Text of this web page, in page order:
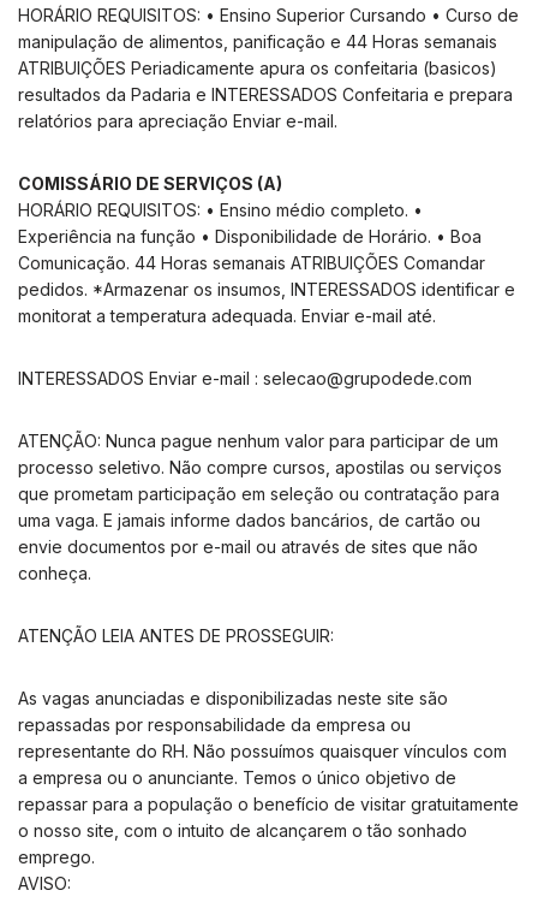
HORÁRIO REQUISITOS: • Ensino Superior Cursando • Curso de
manipulação de alimentos, panificação e 44 Horas semanais
ATRIBUIÇÕES Periadicamente apura os confeitaria (basicos)
resultados da Padaria e INTERESSADOS Confeitaria e prepara
relatórios para apreciação Enviar e-mail.
COMISSÁRIO DE SERVIÇOS (A)
HORÁRIO REQUISITOS: • Ensino médio completo. •
Experiência na função • Disponibilidade de Horário. • Boa
Comunicação. 44 Horas semanais ATRIBUIÇÕES Comandar
pedidos. *Armazenar os insumos, INTERESSADOS identificar e
monitorat a temperatura adequada. Enviar e-mail até.
INTERESSADOS Enviar e-mail : selecao@grupodede.com
ATENÇÃO: Nunca pague nenhum valor para participar de um
processo seletivo. Não compre cursos, apostilas ou serviços
que prometam participação em seleção ou contratação para
uma vaga. E jamais informe dados bancários, de cartão ou
envie documentos por e-mail ou através de sites que não
conheça.
ATENÇÃO LEIA ANTES DE PROSSEGUIR:
As vagas anunciadas e disponibilizadas neste site são
repassadas por responsabilidade da empresa ou
representante do RH. Não possuímos quaisquer vínculos com
a empresa ou o anunciante. Temos o único objetivo de
repassar para a população o benefício de visitar gratuitamente
o nosso site, com o intuito de alcançarem o tão sonhado
emprego.
AVISO: